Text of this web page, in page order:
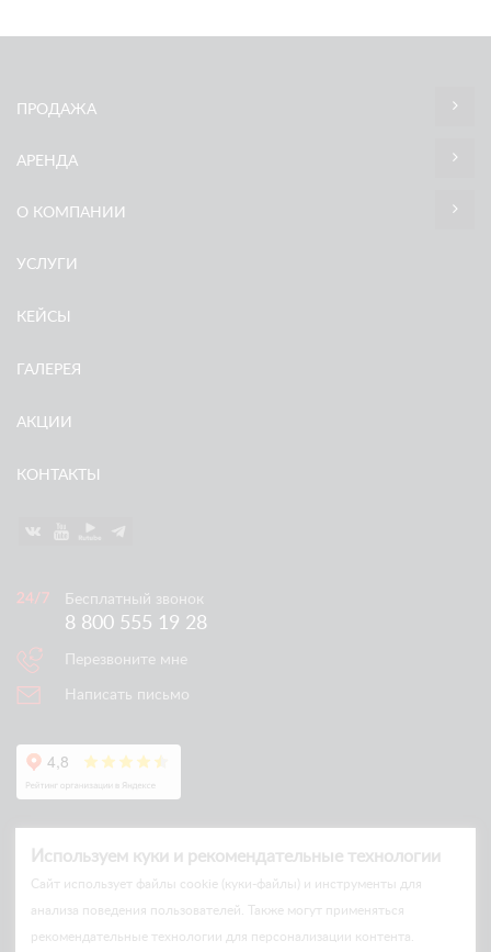
ПРОДАЖА
АРЕНДА
О КОМПАНИИ
УСЛУГИ
КЕЙСЫ
ГАЛЕРЕЯ
АКЦИИ
КОНТАКТЫ
Бесплатный звонок
8 800 555 19 28
Перезвоните мне
Написать письмо
Используем куки и рекомендательные технологии
Cайт использует файлы cookie (куки-файлы) и инструменты для
анализа поведения пользователей. Также могут применяться
рекомендательные технологии для персонализации контента.